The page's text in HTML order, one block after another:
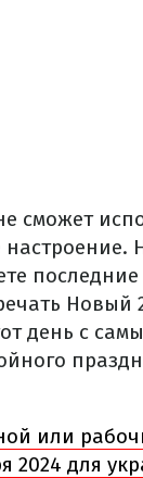
сможет
Новый
день с
или
2024 для